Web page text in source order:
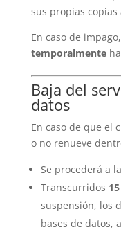
sus propias copias
En caso de
temporalmente
Baja del
datos
En caso de que el
o no renueve
Se procederá a la
Transcurridos
suspensión, los
bases de datos,